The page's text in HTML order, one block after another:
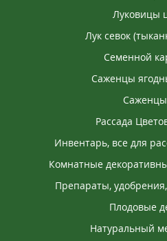
Луковицы
Лук севок
Семенной
Саженцы
Саженцы
Рассада
Инвентарь, все для
Комнатные
Препараты,
Плодовые
Натуральный